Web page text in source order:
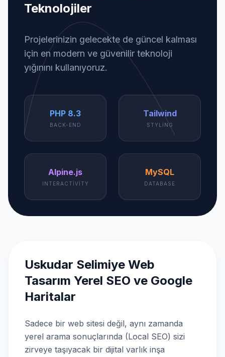
Teknolojiler
Projelerinizin gelecekte de güncel kalması
için en modern ve güvenilir teknoloji
yığınını kullanıyoruz.
PHP 8.3
BACK-END
Tailwind
STYLING
Alpine.js
INTERACTIVITY
MySQL
DATABASE
Uskudar Selimiye Web
Tasarım Yerel SEO ve Google
Haritalar
Sadece bir web sitesi değil, aynı zamanda
yerel arama sonuçlarında (Local SEO) sizi
zirveye taşıyacak bir dijital varlık inşa